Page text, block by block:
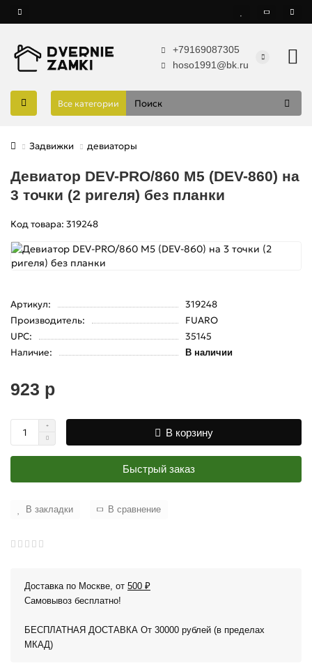
+79169087305
hoso1991@bk.ru
Все категории
Задвижки девиаторы
Девиатор DEV-PRO/860 M5 (DEV-860) на
3 точки (2 ригеля) без планки
Код товара: 319248
Артикул:
319248
Производитель:
FUARO
UPC:
35145
Наличие:
В наличии
923 р
В корзину
Быстрый заказ
В закладки В сравнение
Доставка по Москве, от 500 ₽
Самовывоз бесплатно!
БЕСПЛАТНАЯ ДОСТАВКА От 30000 рублей (в пределах
МКАД)